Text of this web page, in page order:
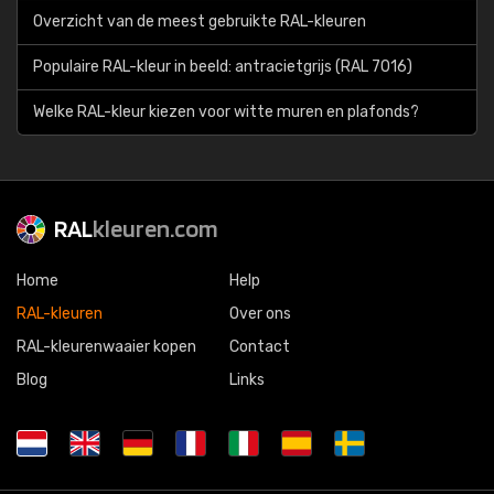
Overzicht van de meest gebruikte RAL-kleuren
Populaire RAL-kleur in beeld: antracietgrijs (RAL 7016)
Welke RAL-kleur kiezen voor witte muren en plafonds?
RALkleuren.com
Home
RAL-kleuren
RAL-kleurenwaaier kopen
Blog
Help
Over ons
Contact
Links